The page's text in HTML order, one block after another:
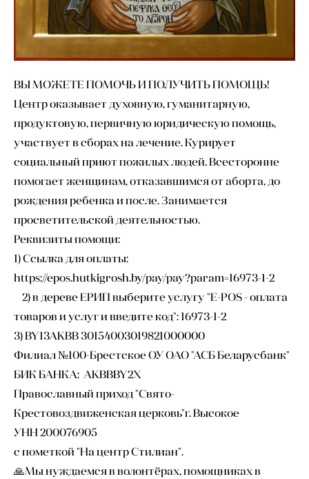
ВЫ МОЖЕТЕ ПОМОЧЬ И ПОЛУЧИТЬ ПОМОЩЬ!
Центр оказывает духовную, гуманитарную,
продуктовую, первичную юридическую помощь,
участвует в сборах на лечение. Курирует
социальный приют пожилых людей. Всесторонне
помогает женщинам, отказавшимся от аборта, до
рождения ребенка и после. Занимается
просветительской деятельностью.
Реквизиты помощи:
1) Ссылка для оплаты:
https://epos.hutkigrosh.by/pay/pay?param=16973-1-2
2) в дереве ЕРИП выберите услугу "E-POS - оплата
товаров и услуг и введите код": 16973-1-2
3) BY13AKBB 30154003019821000000
Филиал №100-Брестское ОУ ОАО "АСБ Беларусбанк"
БИК БАНКА: AKBBBY2X
Православный приход "Свято-
Крестовоздвиженская церковь"г. Высокое
УНН 200076905
с пометкой "На центр Стилиан".
🙏Мы нуждаемся в волонтёрах, помощниках в